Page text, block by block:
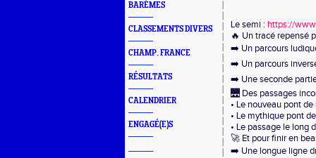
BARÈMES
CLASSEMENTS DIVERS
CHAMP. FRANCE
RÉSULTATS
CALENDRIER
ENGAGÉ(E)S
Le semi : https://
🔥 Un tracé repensé
➡️ Un parcours
➡️ Un parcours
➡️ Une seconde
🌉 Des passages
• Le nouveau pont
• Le mythique pont
• Le passage le long
🚀 Et pour finir en
➡️ Une longue ligne